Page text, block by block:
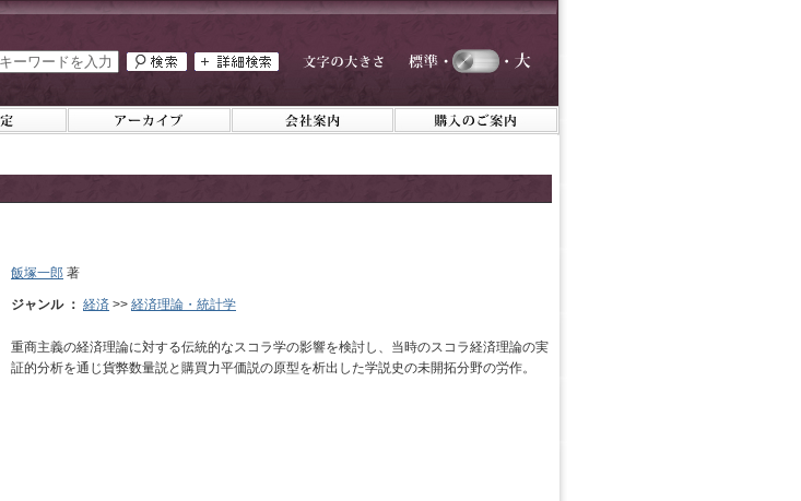
飯塚一郎 著
ジャンル ： 経済 >> 経済理論・統計学
重商主義の経済理論に対する伝統的なスコラ学の影響を検討し、当時のスコラ経済理論の実
証的分析を通じ貨弊数量説と購買力平価説の原型を析出した学説史の未開拓分野の労作。